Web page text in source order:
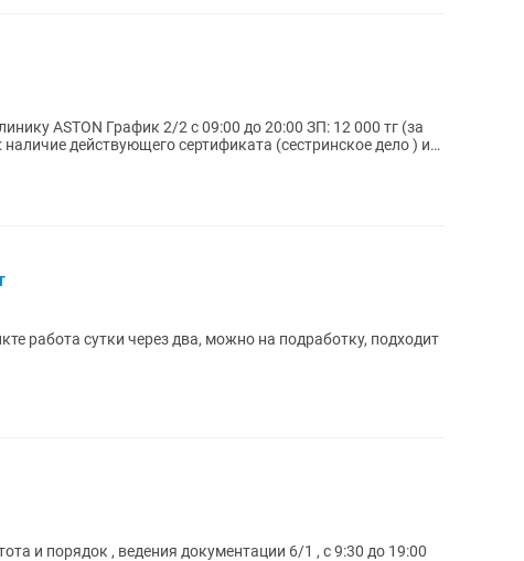
до 20:00 ЗП: 12 000 тг (за
работа сутки через два, можно на подработку, подходит
и порядок , ведения документации 6/1 , с 9:30 до 19:00